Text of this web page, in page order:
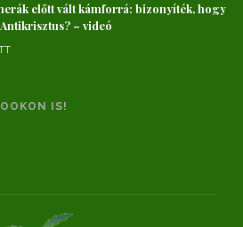
előtt vált kámforrá: bizonyíték, hogy
– videó
IS!